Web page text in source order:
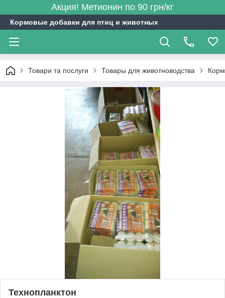
Акция! Метионин по 90 грн/кг
Кормовые добавки для птиц и животных
Товари та послуги Товары для животноводства
Технопланктон